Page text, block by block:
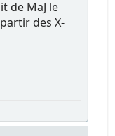
de MaJ le
des X-